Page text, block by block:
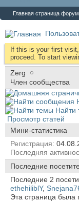
Главная страница
If this is your first
proceed. To start
Zerg
Член сообщества
Найти
Просмотр статей
Мини-статистика
Регистрация
Последняя
Последние
Последние 2
ethehiliblY,
Эта страница была